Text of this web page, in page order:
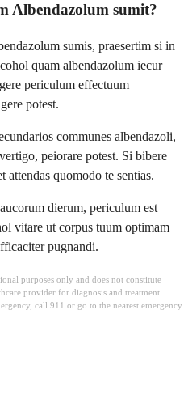
Albendazolum sumit?
sumis, praesertim si in
quam albendazolum iecur
periculum effectuum
potest.
communes albendazoli,
peiorare potest. Si bibere
attendas quomodo te sentias.
dierum, periculum est
vitare ut corpus tuum optimam
pugnandi.
purposes only and does not constitute
provider for diagnosis and treatment
call 911 or go to the nearest emergency